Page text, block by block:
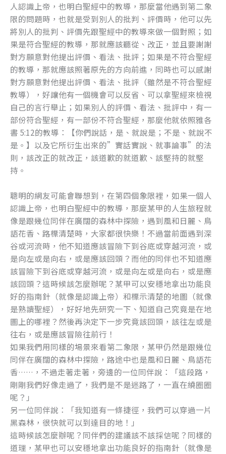
人認識上帝，也明白聖經中的教導，那麼當他遇到第二象
限的問題時，也就是受到別人的批判、評價時，他可以先
將別人的批判、評價先跟聖經中的教導來做一個對照；如
果是符合聖經的教導，那就應該聽從、改正，並且要謝謝
對方願意對他提出評價、看法、批評；如果是不符合聖經
的教導，那就應該照著原先的方向前進，同時也可以感謝
對方願意對他提出評價、看法、批評（雖然是不符合聖經
教導），好讓他有一個機會可以反省、可以拿聖經來檢視
自己的言行舉止；如果別人的評價、看法、批評中，有一
部份符合聖經，有一部份不符合聖經，那麼他就依照雅各
書 5:12的教導：【你們說話，是、就說是；不是、就說不
是。】以及它所衍生出來的”實話實說、就事論事”的法
則，該改正的就改正，該道歉的就道歉、該堅持的就堅
持。
聰明的網友可能會聯想到，在第四個象限裡，如果一個人
認識上帝，也明白聖經中的教導，那麼某甲的人生旅程就
像是跟幾位同伴在廣闊的森林中探險，遇到風和日麗、鳥
語花香、路標清楚時，大家都很快樂！不過當前面遇到深
谷或河流時，他不知道應該冒險下到谷底或穿越河流，或
是向左或是向右，或是應該回頭？而他的同伴也不知道應
該冒險下到谷底或穿越河流，或是向左或是向右，或是應
該回頭？這時候該怎麼辦呢？某甲可以安穩地拿出功能良
好的指南針（就像是認識上帝）和標示清楚的地圖（就像
是熟讀聖經），好好地先研究一下、知道自己究竟是在地
圖上的哪裡？然後再決定下一步究竟該回頭，該往左或是
往右，或是應該冒險往前行！
如果我們用同樣的場景來看第二象限，某甲仍然是跟幾位
同伴在廣闊的森林中探險，路途中也是風和日麗、鳥語花
香……，不過走著走著，旁邊的一位同伴說：「這段路，
剛剛我們好像走過了，我們是不是迷路了，一直在繞圈圈
呢？」
另一位同伴說：「我知道有一條捷徑，我們可以穿過一片
黑森林，很快就可以到達目的地！」
這時候該怎麼辦呢？同伴們的建議該不該採信呢？同樣的
道理，某甲也可以安穩地拿出功能良好的指南針（就像是